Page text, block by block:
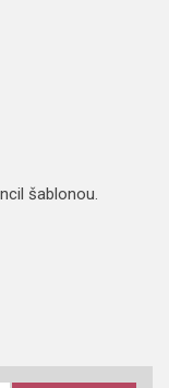
šablonou.